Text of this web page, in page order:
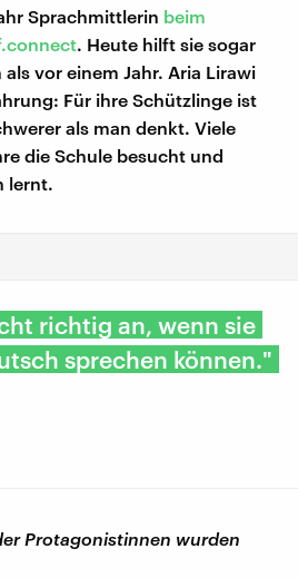
Sprachmittlerin beim
. Heute hilft sie sogar
vor einem Jahr. Aria Lirawi
Für ihre Schützlinge ist
als man denkt. Viele
die Schule besucht und
lernt.
richtig an, wenn sie
sprechen können."
Protagonistinnen wurden